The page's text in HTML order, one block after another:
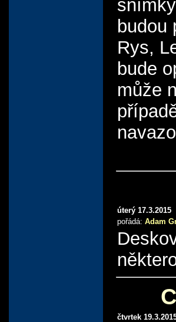
budou
Rys,
bude
může
úterý 17.3.2015
pořádá: Adam
čtvrtek